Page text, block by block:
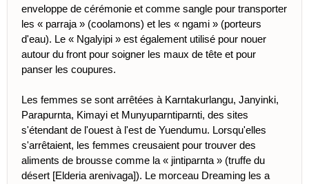
enveloppe de cérémonie et comme sangle pour transporter
les « parraja » (coolamons) et les « ngami » (porteurs
d'eau). Le « Ngalyipi » est également utilisé pour nouer
autour du front pour soigner les maux de tête et pour
panser les coupures.
Les femmes se sont arrêtées à Karntakurlangu, Janyinki,
Parapurnta, Kimayi et Munyuparntiparnti, des sites
s'étendant de l'ouest à l'est de Yuendumu. Lorsqu'elles
s'arrêtaient, les femmes creusaient pour trouver des
aliments de brousse comme la « jintiparnta » (truffe du
désert [Elderia arenivaga]). Le morceau Dreaming les a